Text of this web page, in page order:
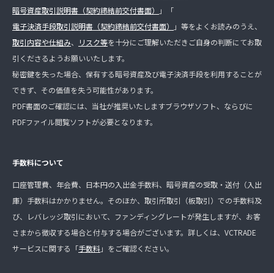
暗号資産取引説明書（契約締結前交付書面）
」「
電子決済手段取引説明書（契約締結前交付書面）
」等をよくお読みのうえ、
取引内容や仕組み、 リスク等を十分にご理解いただきご自身の判断にてお取
引くださるようお願いいたします。
秘密鍵を失った場合、保有する暗号資産及び電子決済手段を利用することが
できず、その価値を失う可能性があります。
PDF書面のご確認には、当社が推奨いたしますブラウザソフト、ならびに
PDFファイル閲覧ソフトが必要となります。
手数料について
口座管理費、年会費、日本円の入出金手数料、暗号資産の受取・送付（入出
庫）手数料はかかりません。そのほか、取引所取引（板取引）での手数料及
び、レバレッジ取引において、ファンディングレートが発生しますが、お客
さまから徴収する場合と付与する場合がございます。詳しくは、VCTRADE
サービスに関する「手数料」をご確認ください。